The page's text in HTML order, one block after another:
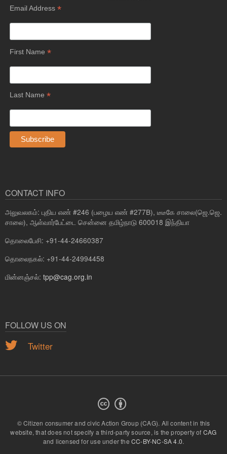
Email Address *
First Name *
Last Name *
CONTACT INFO
அலுவலகம்: புதிய எண் #246 (பழைய எண் #277B), டீடீகே சாலை(ஜெ.ஜெ.
சாலை), ஆள்வார்பேட்டை சென்னை தமிழ்நாடு 600018 இந்தியா
தொலைபேசி: +91-44-24660387
தொலைநகல்: +91-44-24994458
மின்னஞ்சல்: tpp@cag.org.in
FOLLOW US ON
Twitter
© Citizen consumer and civic Action Group (CAG). All content in this
website, that does not specify a third-party source, is the property of CAG
and licensed for use under the CC-BY-NC-SA 4.0.